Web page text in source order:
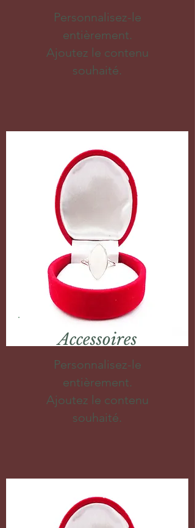
Personnalisez-le
entièrement.
Ajoutez le contenu
souhaité.
Accessoires
Personnalisez-le
entièrement.
Ajoutez le contenu
souhaité.